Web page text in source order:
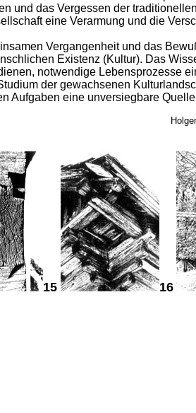
und das Vergessen der
eine Verarmung und die
Vergangenheit und das
Existenz (Kultur). Das
notwendige Lebensprozesse
der gewachsenen
Aufgaben eine unversiegbare
15 16